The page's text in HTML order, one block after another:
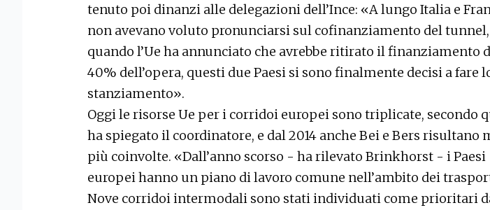
tenuto poi dinanzi alle delegazioni dell’Ince: «A lungo Italia e
non avevano voluto pronunciarsi sul cofinanziamento del
quando l’Ue ha annunciato che avrebbe ritirato il finanziamento
40% dell’opera, questi due Paesi si sono finalmente decisi a fare
stanziamento».
Oggi le risorse Ue per i corridoi europei sono triplicate, secondo
ha spiegato il coordinatore, e dal 2014 anche Bei e Bers risultano
più coinvolte. «Dall’anno scorso - ha rilevato Brinkhorst - i Paesi
europei hanno un piano di lavoro comune nell’ambito dei
Nove corridoi intermodali sono stati individuati come prioritari